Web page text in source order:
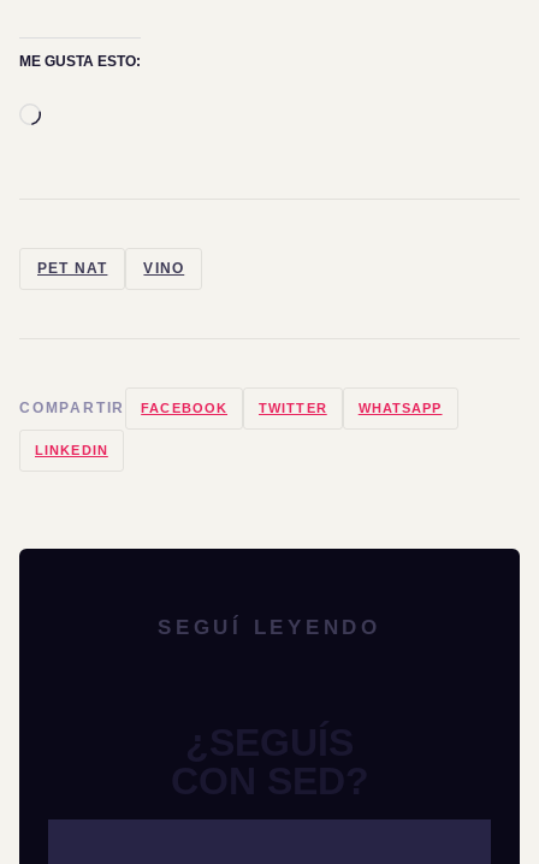
ME GUSTA ESTO:
Cargando...
PET NAT VINO
COMPARTIR FACEBOOK TWITTER WHATSAPP
LINKEDIN
SEGUÍ LEYENDO
¿SEGUÍS
CON SED?